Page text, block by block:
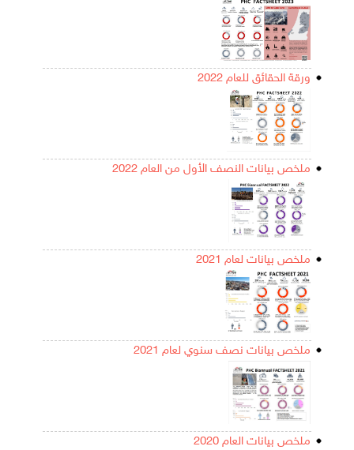
ورقة الحقائق للعام 2022
ملخص بيانات النصف الأول من العام 2022
ملخص بيانات لعام 2021
ملخص بيانات نصف سنوي لعام 2021
ملخص بيانات العام 2020